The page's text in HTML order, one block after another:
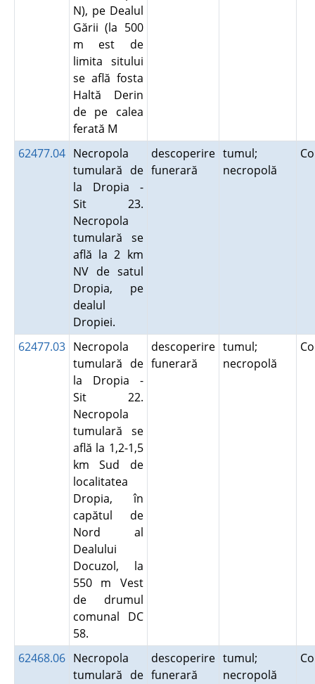
N), pe Dealul
Gării (la 500
m est de
limita sitului
se află fosta
Haltă Derin
de pe calea
ferată M
62477.04 Necropola
tumulară de
la Dropia -
Sit 23.
Necropola
tumulară se
află la 2 km
NV de satul
Dropia, pe
dealul
Dropiei.
descoperire
funerară
tumul;
necropolă
62477.03 Necropola
tumulară de
la Dropia -
Sit 22.
Necropola
tumulară se
află la 1,2-1,5
km Sud de
localitatea
Dropia, în
capătul de
Nord al
Dealului
Docuzol, la
550 m Vest
de drumul
comunal DC
58.
descoperire
funerară
tumul;
necropolă
62468.06 Necropola
tumulară de
descoperire
funerară
tumul;
necropolă